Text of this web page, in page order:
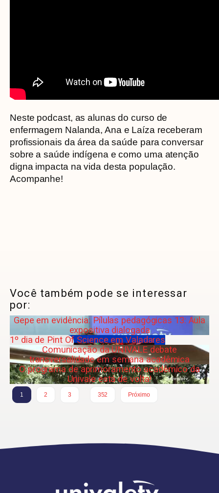
Neste podcast, as alunas do curso de
enfermagem Nalanda, Ana e Laíza receberam
profissionais da área da saúde para conversar
sobre a saúde indígena e como uma atenção
digna impacta na vida desta população.
Acompanhe!
Você também pode se interessar
por:
Gepe em evidência: Pílulas pedagógicas 13: Aula
expositiva dialogada
1º dia de Pint Of Science em Valadares
Comunicação da UNIVALE debate
transversalidade em semana acadêmica
O programa de aprimoramento acadêmico da
Univale está de volta!
1 2 3
352
Próximo